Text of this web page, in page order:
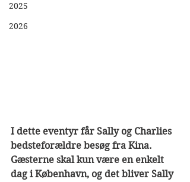
2025
2026
I dette eventyr får Sally og Charlies
bedsteforældre besøg fra Kina.
Gæsterne skal kun være en enkelt
dag i København, og det bliver Sally